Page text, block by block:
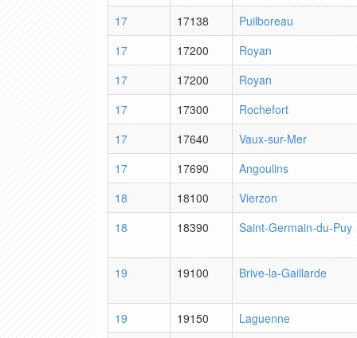
17
17138
Puilboreau
17
17200
Royan
17
17200
Royan
17
17300
Rochefort
17
17640
Vaux-sur-Mer
17
17690
Angoulins
18
18100
Vierzon
18
18390 Saint-Germain-du-Puy
19 19100 Brive-la-Gaillarde
19 19150
Laguenne